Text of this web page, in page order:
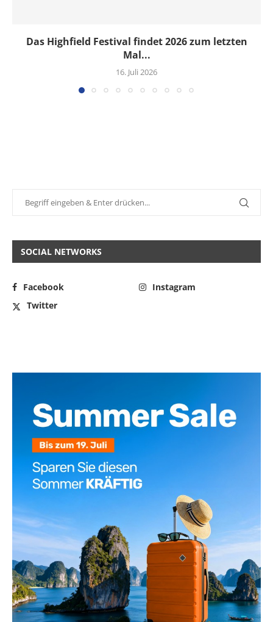
Das Highfield Festival findet 2026 zum letzten
Mal...
16. Juli 2026
SOCIAL NETWORKS
Facebook
Instagram
Twitter